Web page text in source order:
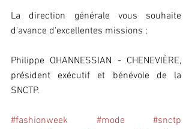
La direction générale vous souhaite
d'avance d'excellentes missions ;
Philippe OHANNESSIAN - CHENEVIÈRE,
président exécutif et bénévole de la
SNCTP.
#fashionweek #mode
#snctp